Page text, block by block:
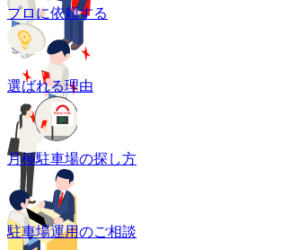
プロに依頼する
選ばれる理由
月極駐車場の探し方
駐車場運用のご相談